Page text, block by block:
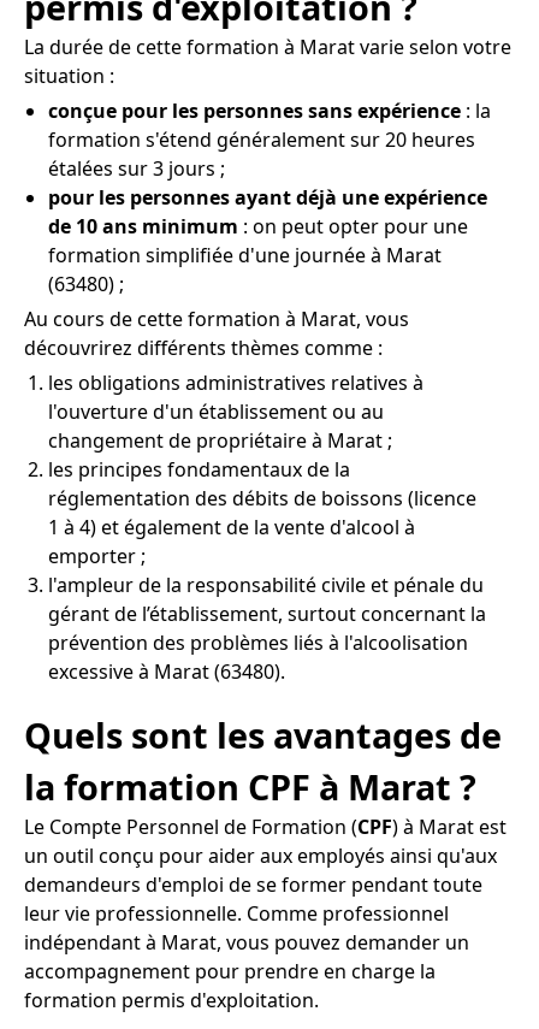
La durée de cette formation à Marat varie selon votre
situation :
conçue pour les personnes sans expérience : la
formation s'étend généralement sur 20 heures
étalées sur 3 jours ;
pour les personnes ayant déjà une expérience
de 10 ans minimum : on peut opter pour une
formation simplifiée d'une journée à Marat
(63480) ;
Au cours de cette formation à Marat, vous
découvrirez différents thèmes comme :
les obligations administratives relatives à
l'ouverture d'un établissement ou au
changement de propriétaire à Marat ;
les principes fondamentaux de la
réglementation des débits de boissons (licence
1 à 4) et également de la vente d'alcool à
emporter ;
l'ampleur de la responsabilité civile et pénale du
gérant de l’établissement, surtout concernant la
prévention des problèmes liés à l'alcoolisation
excessive à Marat (63480).
Quels sont les avantages de
la formation CPF à Marat ?
Le Compte Personnel de Formation (CPF) à Marat est
un outil conçu pour aider aux employés ainsi qu'aux
demandeurs d'emploi de se former pendant toute
leur vie professionnelle. Comme professionnel
indépendant à Marat, vous pouvez demander un
accompagnement pour prendre en charge la
formation permis d'exploitation.